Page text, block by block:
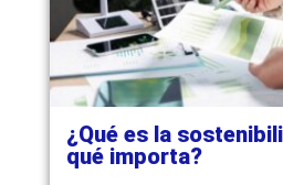
¿Qué es la
qué importa?